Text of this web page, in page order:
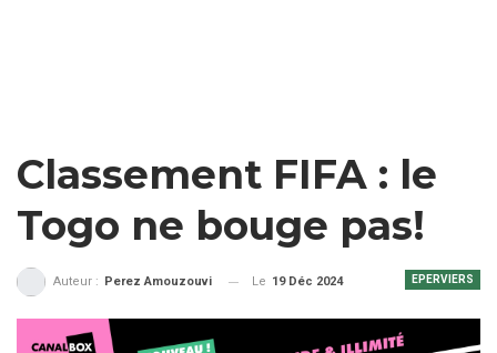
Classement FIFA : le
Togo ne bouge pas!
EPERVIERS
Auteur : Perez Amouzouvi Le 19 Déc 2024